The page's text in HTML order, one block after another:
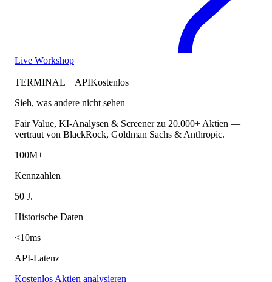
Live Workshop
TERMINAL + APIKostenlos
Sieh, was andere nicht sehen
Fair Value, KI-Analysen & Screener zu 20.000+ Aktien —
vertraut von BlackRock, Goldman Sachs & Anthropic.
100M+
Kennzahlen
50 J.
Historische Daten
<10ms
API-Latenz
Kostenlos Aktien analysieren